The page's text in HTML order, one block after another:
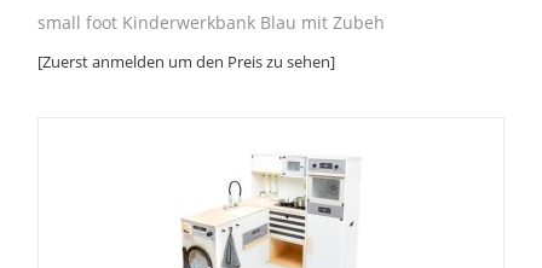
small foot Kinderwerkbank Blau mit Zubeh
[Zuerst anmelden um den Preis zu sehen]